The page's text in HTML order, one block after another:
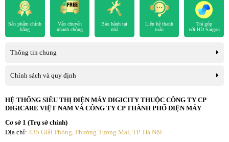
Sản phẩm chính
hãng
Vận chuyển
nhanh chóng
Bảo hành tại
nhà
Liên hệ thanh
toán
Trả góp
với HD Saigon
Thông tin chung
Chính sách và quy định
HỆ THỐNG SIÊU THỊ ĐIỆN MÁY DIGICITY THUỘC CÔNG TY CP
DIGICARE VIỆT NAM VÀ CÔNG TY CP THÀNH PHỐ ĐIỆN MÁY
Cơ sở 1 (Trụ sở chính)
Địa chỉ: 435 Giải Phóng, Phường Tương Mai, TP. Hà Nội